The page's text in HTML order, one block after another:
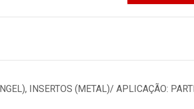
INSERTOS (METAL)/ APLICAÇÃO: